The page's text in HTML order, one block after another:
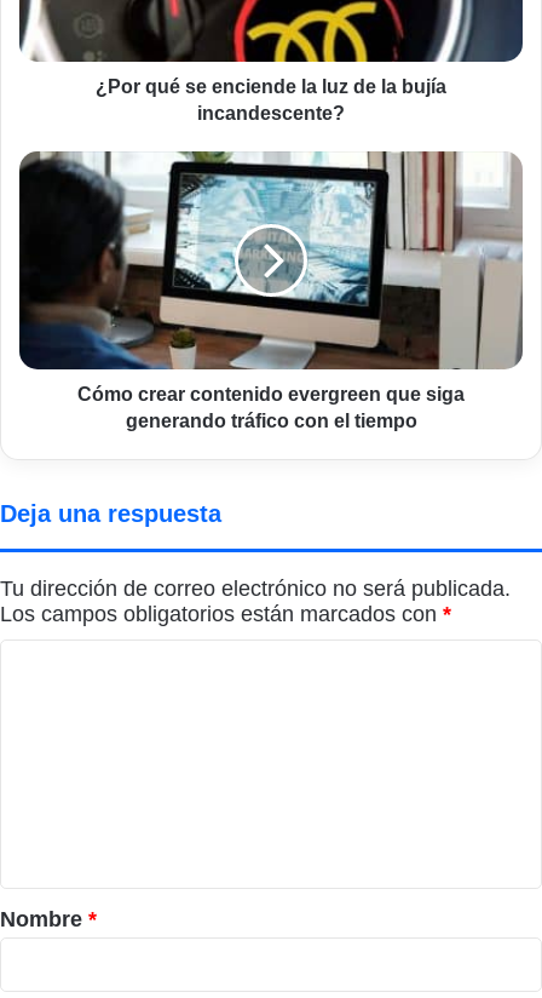
de
la
bujía
incandescente?
¿Por qué se enciende la luz de la bujía
incandescente?
Cómo
evergreen
generando
con
Cómo crear contenido evergreen que siga
generando tráfico con el tiempo
Deja una respuesta
Tu dirección de correo electrónico no será publicada.
Los campos obligatorios están marcados con *
r
i
o
Nombre *